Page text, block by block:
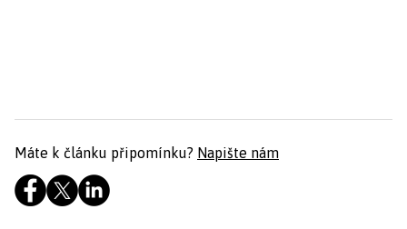
Máte k článku připomínku? Napište nám